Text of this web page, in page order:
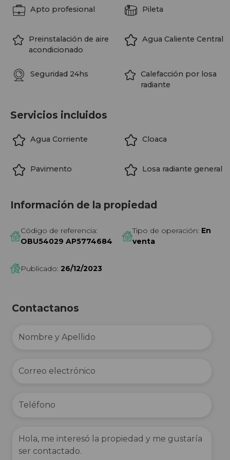
Apto profesional Pileta
Preinstalación de aire
acondicionado
Agua Caliente Central
Seguridad 24hs
Calefacción por losa
radiante
Servicios incluidos
Agua Corriente Cloaca
Pavimento Losa radiante general
Información de la propiedad
Código de referencia:
OBU54029 AP5774684
Tipo de operación: En
venta
Publicado: 26/12/2023
Contactanos